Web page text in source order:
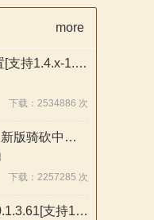
more
MOD四前置[支持1.4.x-1.1.x]26.07.22
下载：2534886 次
【测试中】新版骑砍中文站Mod管理器
下载：2257285 次
衣谷三国v0.1.3.61[支持1.2.12][Demo版本]